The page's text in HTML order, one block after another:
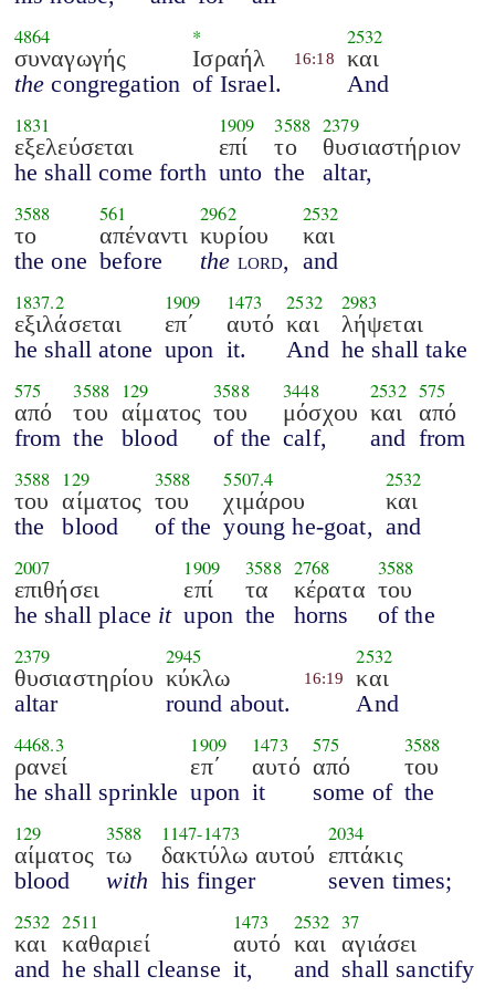
4864
συναγωγής
the congregation
*
Ισραήλ
of Israel.
16:18
2532
και
And
1831
εξελεύσεται
he shall come forth
1909
επί
unto
3588
το
the
2379
θυσιαστήριον
altar,
3588
το
the one
561
απέναντι
before
2962
κυρίου
the lord,
2532
και
and
1837.2
εξιλάσεται
he shall atone
1909
επ΄
upon
1473
αυτό
it.
2532
και
And
2983
λήψεται
he shall take
575
από
from
3588
του
the
129
αίματος
blood
3588
του
of the
3448
μόσχου
calf,
2532
και
and
575
από
from
3588
του
the
129
αίματος
blood
3588
του
of the
5507.4
χιμάρου
young he-goat,
2532
και
and
2007
επιθήσει
he shall place it
1909
επί
upon
3588
τα
the
2768
κέρατα
horns
3588
του
of the
2379
θυσιαστηρίου
altar
2945
κύκλω
round about.
16:19
2532
και
And
4468.3
ρανεί
he shall sprinkle
1909
επ΄
upon
1473
αυτό
it
575
από
some of
3588
του
the
129
αίματος
blood
3588
τω
with
1147-1473
δακτύλω αυτού
his finger
2034
επτάκις
seven times;
2532
και
and
2511
καθαριεί
he shall cleanse
1473
αυτό
it,
2532
και
and
37
αγιάσει
shall sanctify